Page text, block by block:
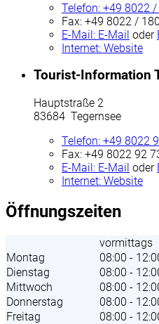
Telefon: +49 8022 /
Fax: +49 8022 /
E-Mail: E-Mail oder
Internet: Website
Tourist-Information
Hauptstraße 2
83684 Tegernsee
Telefon: +49 8022
Fax: +49 8022 92
E-Mail: E-Mail oder
Internet: Website
Öffnungszeiten
vormittags
Montag
08:00 -
Dienstag
08:00 -
Mittwoch
08:00 -
Donnerstag
08:00 -
Freitag
08:00 -